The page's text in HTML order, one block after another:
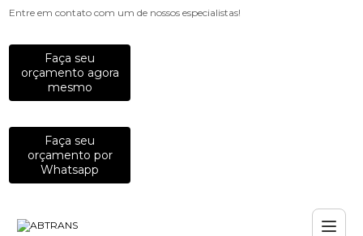
Entre em contato com um de nossos especialistas!
Faça seu
orçamento agora
mesmo
Faça seu
orçamento por
Whatsapp